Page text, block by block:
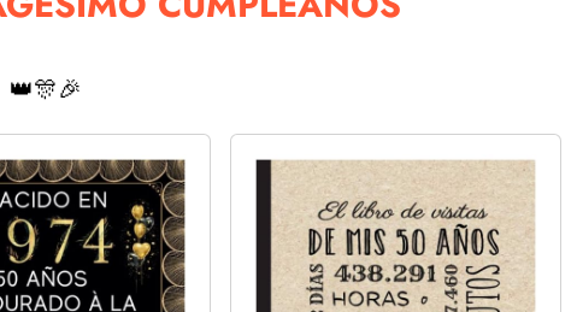
👑🎊🎉